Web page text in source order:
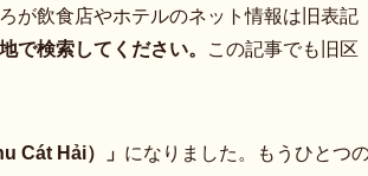
が飲食店やホテルのネット情報は旧表記
で検索してください。
この記事でも旧区
Cát Hải）」 になりました。もうひとつ